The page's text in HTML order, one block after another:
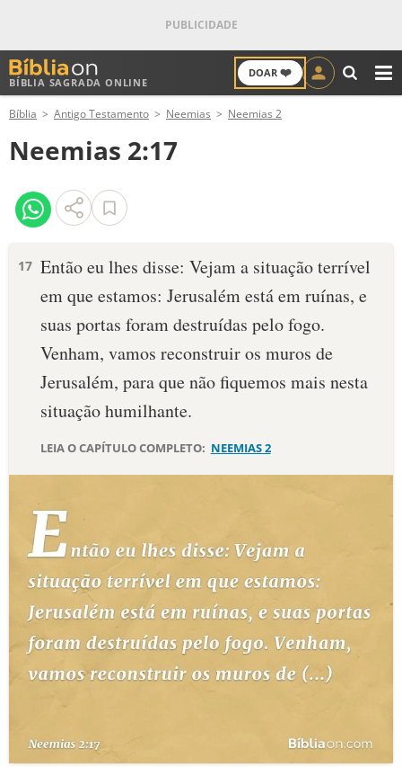
BÍBLIA SAGRADA ONLINE
DOAR ❤️
ANTIGO TESTAMENTO
NOVO TESTAMENTO
VERSÍCULOS
PALAVRA DO DIA
SALMO DO DIA
DEVOCIONAL DIÁRIO
ESBOÇOS DE PREGAÇÃO
TEMAS
PERGUNTE À BÍBLIA IA
TERMO BÍBLICO JOGOS
QUEM SOMOS
Bíblia Antigo Testamento Neemias Neemias 2
Neemias 2:17
17 Então eu lhes disse: Vejam a situação terrível
em que estamos: Jerusalém está em ruínas, e
suas portas foram destruídas pelo fogo.
Venham, vamos recons­truir os muros de
Jerusalém, para que não fiquemos mais nesta
situação humilhante.
LEIA O CAPÍTULO COMPLETO: NEEMIAS 2